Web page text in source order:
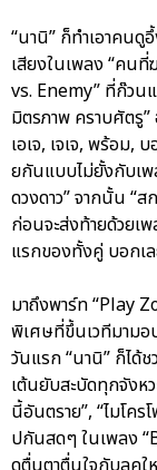
“นานิ” ก็ทำเอาคนดู
เสียงในเพลง “คน
vs. Enemy” ที่ก๊วน
มิตรภาพ คราบศัตรู
เอเจ, เจเจ, พร้อม,
ยกันแบบไม่ยั้งกับเพ
ดวงดาว” จากนั้น “
ก่อนจะส่งท้ายด้วยเ
แรกของทั้งคู่ บอกเ
มาถึงพาร์ท “Play
พิเศษที่ขึ้นเวทีมามอ
วันแรก “นานิ” ก็ได้
เต้นยับสะบัดทุกจังห
นี้อันตราย”, “ไมโค
ปกันสดๆ ในเพลง